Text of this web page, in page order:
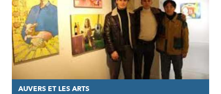
AUVERS ET LES ARTS